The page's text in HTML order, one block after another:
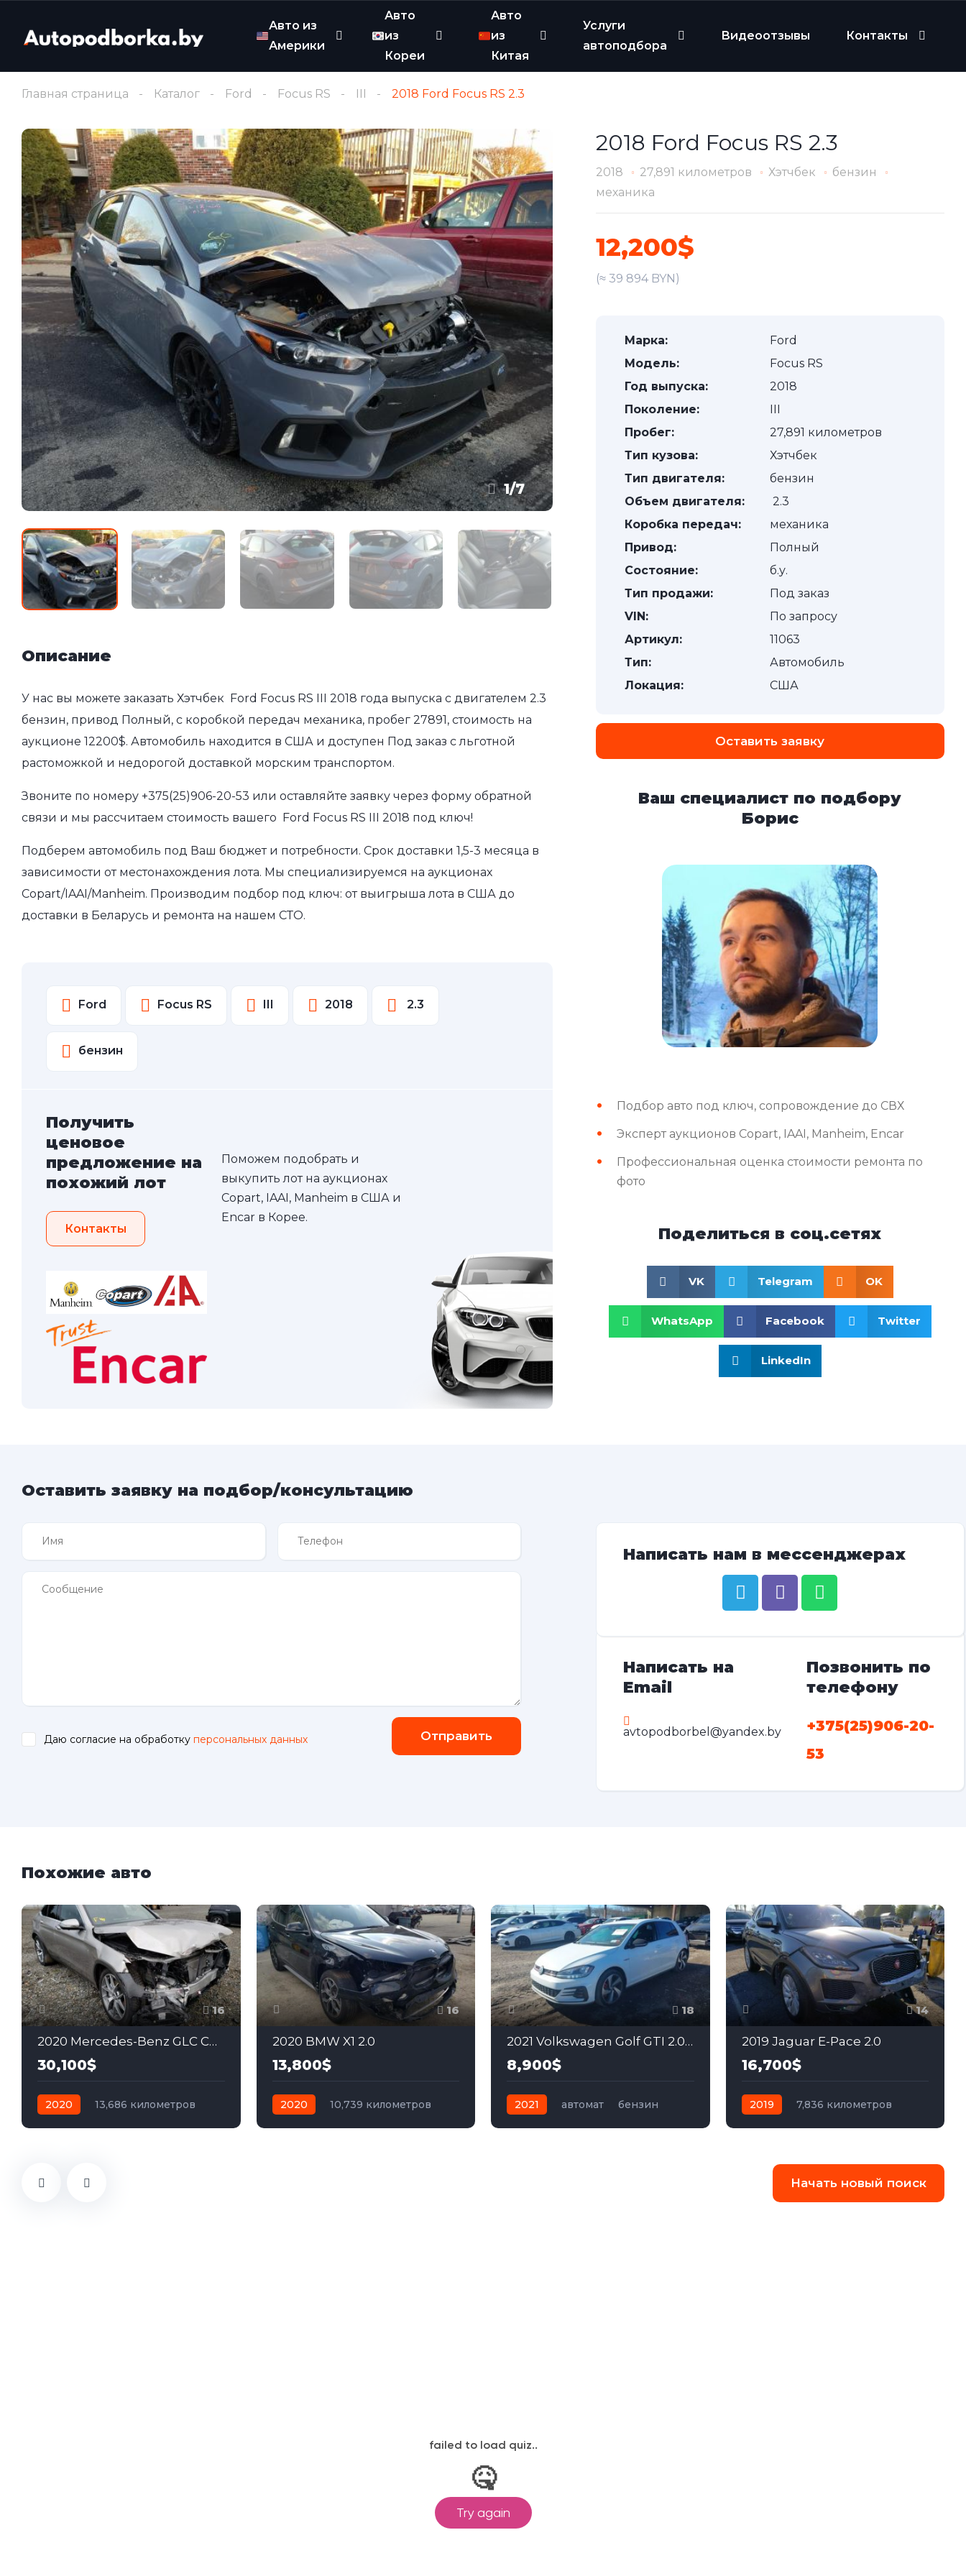
Авто из
Америки
Авто
из
Кореи
Авто
из
Китая
Услуги
автоподбора
Видеоотзывы Контакты
Главная страница Каталог Ford Focus RS III 2018 Ford Focus RS 2.3
1/7
Описание
У нас вы можете заказать Хэтчбек Ford Focus RS III 2018 года выпуска с двигателем 2.3
бензин, привод Полный, с коробкой передач механика, пробег 27891, стоимость на
аукционе 12200$. Автомобиль находится в США и доступен Под заказ с льготной
растоможкой и недорогой доставкой морским транспортом.
Звоните по номеру +375(25)906-20-53 или оставляйте заявку через форму обратной
связи и мы рассчитаем стоимость вашего Ford Focus RS III 2018 под ключ!
Подберем автомобиль под Ваш бюджет и потребности. Срок доставки 1,5-3 месяца в
зависимости от местонахождения лота. Мы специализируемся на аукционах
Copart/IAAI/Manheim. Производим подбор под ключ: от выигрыша лота в США до
доставки в Беларусь и ремонта на нашем СТО.
Ford Focus RS III 2018 2.3
бензин
Получить
ценовое
предложение на
похожий лот
Контакты
Поможем подобрать и
выкупить лот на аукционах
Copart, IAAI, Manheim в США и
Encar в Корее.
2018 Ford Focus RS 2.3
2018 27,891 километров Хэтчбек
бензин
механика
12,200$
(≈ 39 894 BYN)
Марка:
Ford
Модель:
Focus RS
Год выпуска:
2018
Поколение:
III
Пробег:
27,891 километров
Тип кузова:
Хэтчбек
Тип двигателя:
бензин
Объем двигателя:
2.3
Коробка передач:
механика
Привод:
Полный
Состояние:
б.у.
Тип продажи:
Под заказ
VIN:
По запросу
Артикул:
11063
Тип:
Автомобиль
Локация:
США
Оставить заявку
Ваш специалист по подбору
Борис
Подбор авто под ключ, сопровождение до СВХ
Эксперт аукционов Copart, IAAI, Manheim, Encar
Профессиональная оценка стоимости ремонта по
фото
Поделиться в соц.сетях
VK Telegram OK
WhatsApp Facebook Twitter
LinkedIn
Оставить заявку на подбор/консультацию
Даю согласие на обработку персональных данных Отправить
Написать нам в мессенджерах
Написать на
Email
avtopodborbel@yandex.by
Позвонить по
телефону
+375(25)906-20-
53
Похожие авто
16
2020 Mercedes-Benz GLC Coupe 3.0
30,100$
2020
13,686 километров
16
2020 BMW X1 2.0
13,800$
2020
10,739 километров
18
2021 Volkswagen Golf GTI 2.0 в США
8,900$
2021 автомат
бензин
14
2019 Jaguar E-Pace 2.0
16,700$
2019
7,836 километров
Начать новый поиск